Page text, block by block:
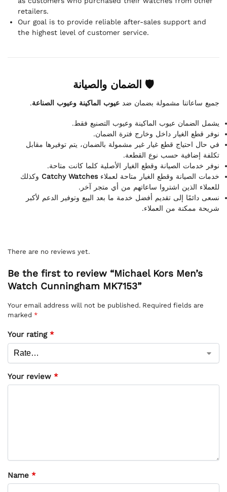
retailers.
Our goal is to provide reliable after-sales support and
the highest level of customer service.
🛡 الضمان والصيانة
جميع ساعاتنا مشمولة بضمان ضد عيوب الماكينة وعيوب الصناعة.
يشمل الضمان عيوب الماكينة وعيوب التصنيع فقط.
نوفر قطع الغيار داخل وخارج فترة الضمان.
في حال احتياج قطع غيار غير مشمولة بالضمان، يتم توفيرها مقابل
تكلفة إضافية حسب نوع القطعة.
نوفر خدمات الصيانة وقطع الغيار الأصلية كلما كانت متاحة.
خدمات الصيانة وقطع الغيار متاحة لعملاءCatchy Watches وكذلك
للعملاء الذين اشتروا ساعاتهم من أي متجر آخر.
نسعى دائمًا إلى تقديم أفضل خدمة ما بعد البيع وتوفير الدعم لأكبر
شريحة ممكنة من العملاء.
There are no reviews yet.
Be the first to review “Michael Kors Men’s
Watch Cunningham MK7153”
Your email address will not be published. Required fields are
marked *
Your rating *
Your review *
Name *